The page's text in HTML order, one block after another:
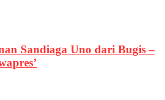
Sandiaga Uno dari Bugis –